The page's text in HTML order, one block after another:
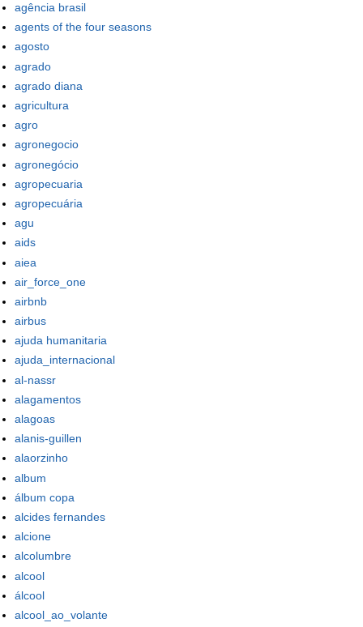
agência brasil
agents of the four seasons
agosto
agrado
agrado diana
agricultura
agro
agronegocio
agronegócio
agropecuaria
agropecuária
agu
aids
aiea
air_force_one
airbnb
airbus
ajuda humanitaria
ajuda_internacional
al-nassr
alagamentos
alagoas
alanis-guillen
alaorzinho
album
álbum copa
alcides fernandes
alcione
alcolumbre
alcool
álcool
alcool_ao_volante